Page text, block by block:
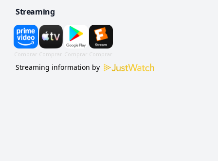
Streaming
Streaming information by